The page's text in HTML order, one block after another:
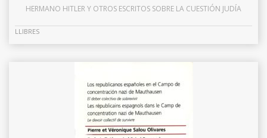
HERMANO HITLER Y OTROS ESCRITOS SOBRE LA CUESTIÓN JUDÍA
LLIBRES